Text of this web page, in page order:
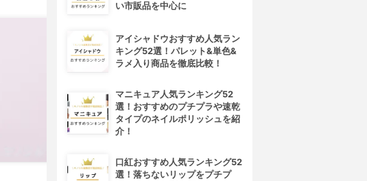
い市販品を中心に
アイシャドウおすすめ人気ラン
キング52選！パレット&単色&
ラメ入り商品を徹底比較！
マニキュア人気ランキング52
選！おすすめのプチプラや速乾
タイプのネイルポリッシュを紹
介！
口紅おすすめ人気ランキング52
選！落ちないリップをプチプ